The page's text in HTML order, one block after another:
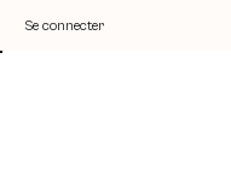
Se connecter